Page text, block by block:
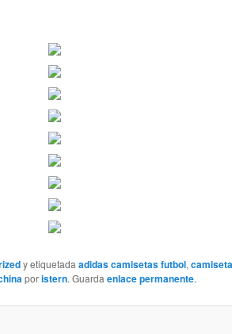
y etiquetadaadidas camisetas futbol,
poristern. Guardaenlace permanente.